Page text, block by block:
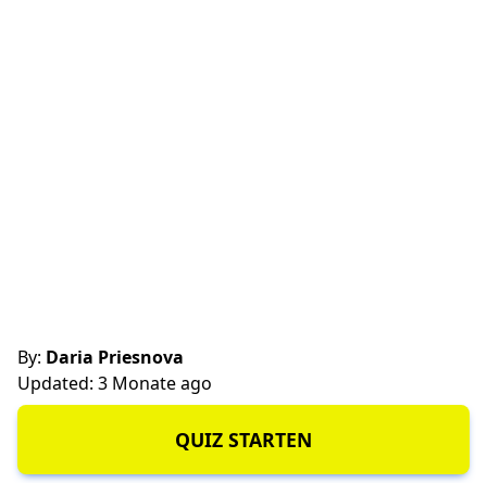
By: Daria Priesnova
Updated: 3 Monate ago
QUIZ STARTEN